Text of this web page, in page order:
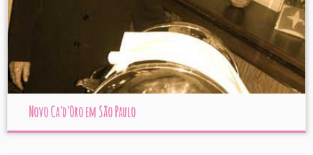
Novo Ca’d’Oro em São Paulo